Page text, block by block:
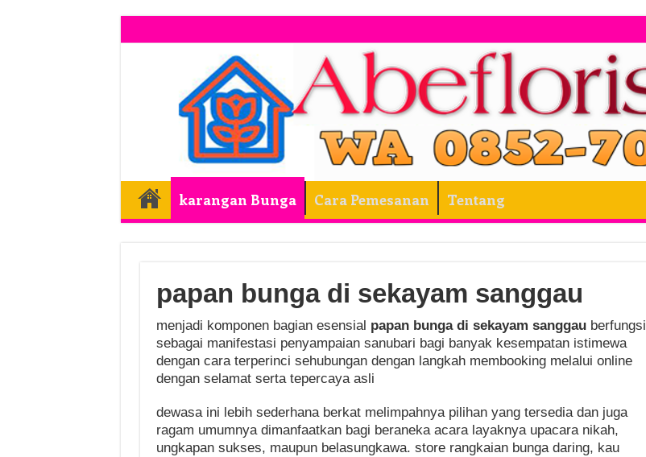
karangan Bunga Cara Pemesanan Tentang
papan bunga di sekayam sanggau
menjadi komponen bagian esensial papan bunga di sekayam sanggau berfungsi
sebagai manifestasi penyampaian sanubari bagi banyak kesempatan istimewa
dengan cara terperinci sehubungan dengan langkah membooking melalui online
dengan selamat serta tepercaya asli
dewasa ini lebih sederhana berkat melimpahnya pilihan yang tersedia dan juga
ragam umumnya dimanfaatkan bagi beraneka acara layaknya upacara nikah,
ungkapan sukses, maupun belasungkawa. store rangkaian bunga daring, kau